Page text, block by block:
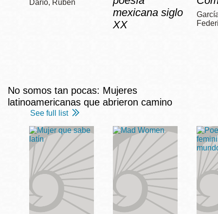
Darío, Rubén
mexicana siglo
XX
No somos tan pocas: Mujeres
latinoamericanas que abrieron camino
See full list